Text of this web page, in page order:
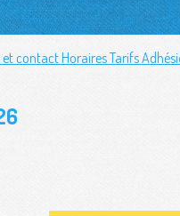
et contactHorairesTarifs